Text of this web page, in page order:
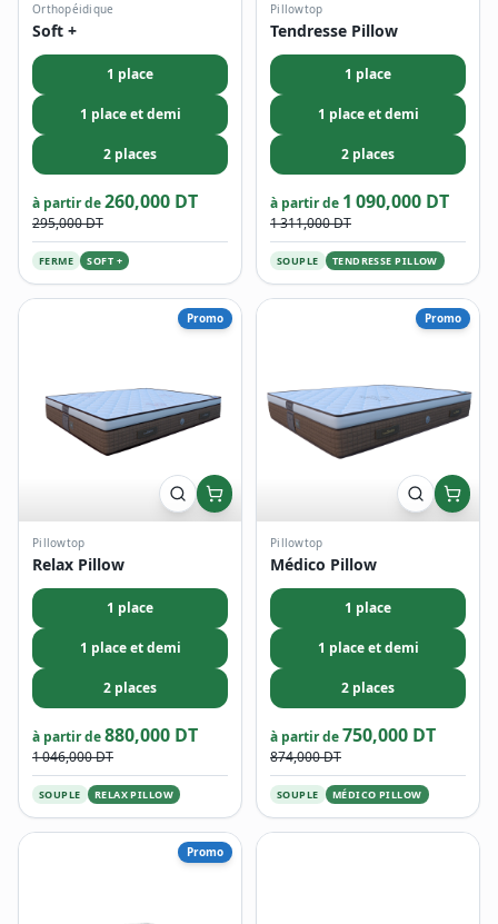
Orthopéidique
Soft +
1 place
1 place et demi
2 places
à partir de260,000 DT
295,000 DT
FERME SOFT +
Pillowtop
Tendresse Pillow
1 place
1 place et demi
2 places
à partir de 1 090,000 DT
1 311,000 DT
SOUPLE TENDRESSE PILLOW
Promo
Pillowtop
Relax Pillow
1 place
1 place et demi
2 places
à partir de880,000 DT
1 046,000 DT
SOUPLE RELAX PILLOW
Promo
Pillowtop
Médico Pillow
1 place
1 place et demi
2 places
à partir de750,000 DT
874,000 DT
SOUPLE MÉDICO PILLOW
Promo